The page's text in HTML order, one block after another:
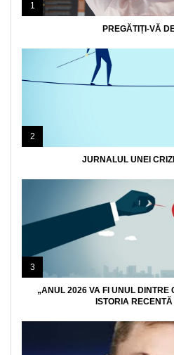
1
PREGĂTIȚI-VĂ
2
JURNALUL UNEI
3
„ANUL 2026 VA FI UNUL DINTRE
ISTORIA